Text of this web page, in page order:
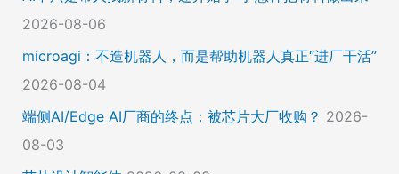
2026-08-06
microagi：不造机器人，而是帮助机器人真正“进厂干活”
2026-08-04
端侧AI/Edge AI厂商的终点：被芯片大厂收购？ 2026-
08-03